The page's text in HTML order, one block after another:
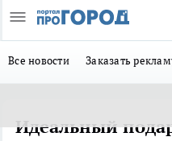
Все новости Заказать
Идеальный